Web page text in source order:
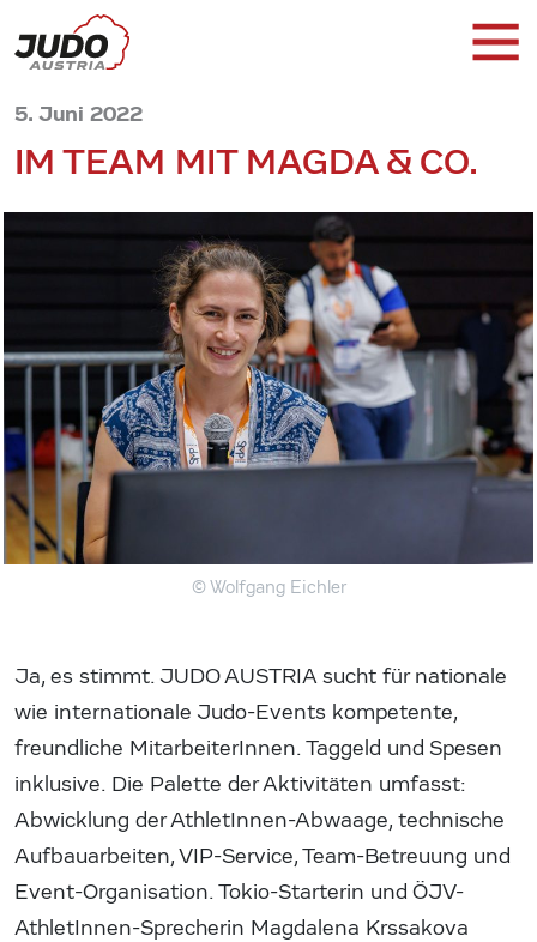
5. Juni 2022
IM TEAM MIT MAGDA & CO.
© Wolfgang Eichler
Ja, es stimmt. JUDO AUSTRIA sucht für nationale
wie internationale Judo-Events kompetente,
freundliche MitarbeiterInnen. Taggeld und Spesen
inklusive. Die Palette der Aktivitäten umfasst:
Abwicklung der AthletInnen-Abwaage, technische
Aufbauarbeiten, VIP-Service, Team-Betreuung und
Event-Organisation. Tokio-Starterin und ÖJV-
AthletInnen-Sprecherin Magdalena Krssakova